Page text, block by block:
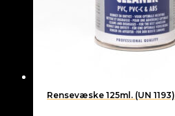
Rensevæske 125ml. (UN 1193)